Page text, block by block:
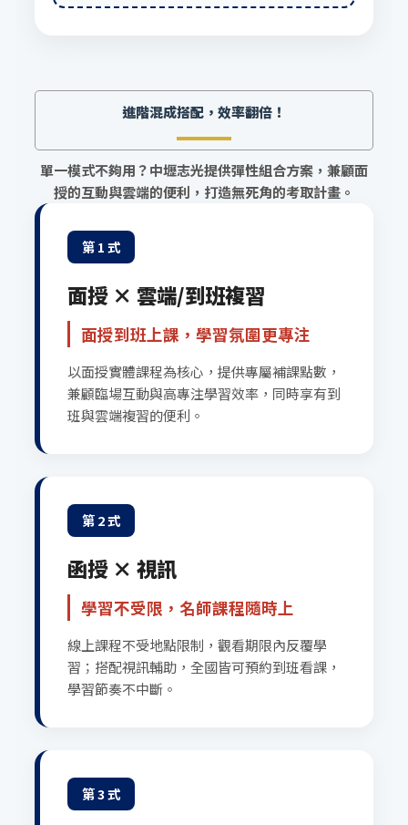
進階混成搭配，效率翻倍！
單一模式不夠用？中壢志光提供彈性組合方案，兼顧面
授的互動與雲端的便利，打造無死角的考取計畫。
第 1 式
面授 × 雲端/到班複習
面授到班上課，學習氛圍更專注
以面授實體課程為核心，提供專屬補課點數，
兼顧臨場互動與高專注學習效率，同時享有到
班與雲端複習的便利。
第 2 式
函授 × 視訊
學習不受限，名師課程隨時上
線上課程不受地點限制，觀看期限內反覆學
習；搭配視訊輔助，全國皆可預約到班看課，
學習節奏不中斷。
第 3 式